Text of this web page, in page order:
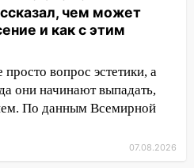
8 августа пройдет
«Наше время» с
прогноз
области на
чем может
и как с этим
вопрос эстетики, а
они начинают выпадать,
По данным Всемирной
07.08.2026